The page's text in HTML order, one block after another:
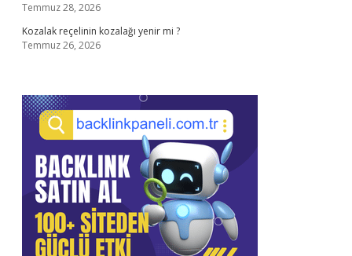
Temmuz 28, 2026
Kozalak reçelinin kozalağı yenir mi ?
Temmuz 26, 2026